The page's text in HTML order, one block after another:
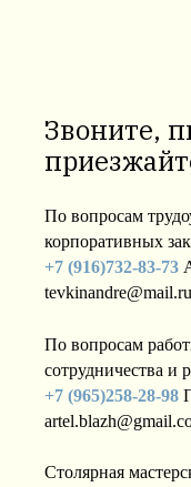
Звоните,
По вопросам
корпоративных
+7 (916)732-83-73
tevkinandre@mail.ru
По вопросам
сотрудничества и
+7 (965)258-28-98
Столярная